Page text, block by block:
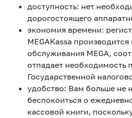
доступность: нет
дорогостоящего
экономия времени:
MEGAKassa
обслуживания MEGA,
отпадает необходимость
Государственной
удобство: Вам больше не
беспокоиться о
кассовой книги,